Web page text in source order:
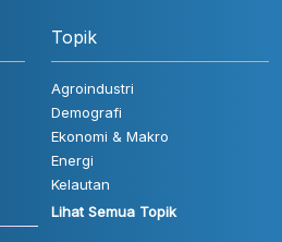
Topik
Agroindustri
Demografi
Ekonomi & Makro
Energi
Kelautan
Lihat Semua Topik